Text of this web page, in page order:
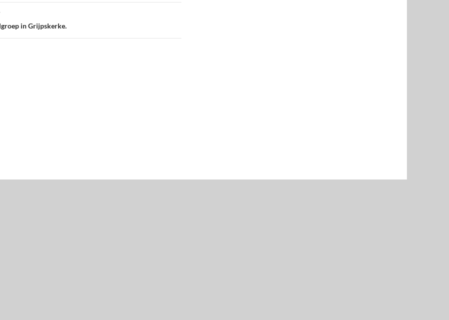
in Grijpskerke.